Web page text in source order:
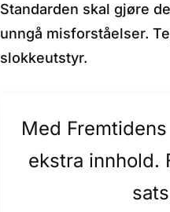
Standarden skal gjøre
unngå misforståelser.​
slokkeutstyr.
Med
ekstra innhold.